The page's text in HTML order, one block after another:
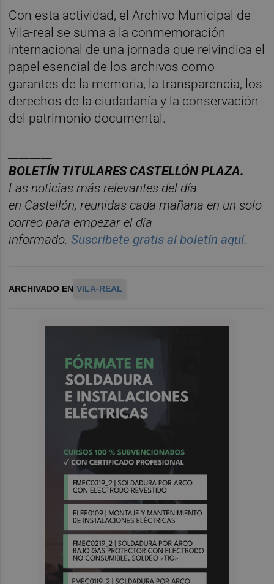
Con esta actividad, el Archivo Municipal de
Vila-real se suma a la conmemoración
internacional de una jornada que reivindica el
papel esencial de los archivos como
garantes de la memoria, la transparencia, los
derechos de la ciudadanía y la conservación
del patrimonio documental.
BOLETÍNTITULARES CASTELLÓNPLAZA.
Las noticias más relevantes del día
en Castellón, reunidas cada mañana en un solo
correo para empezar el día
informado. Suscríbete gratis alboletín aquí.
ARCHIVADO EN VILA-REAL